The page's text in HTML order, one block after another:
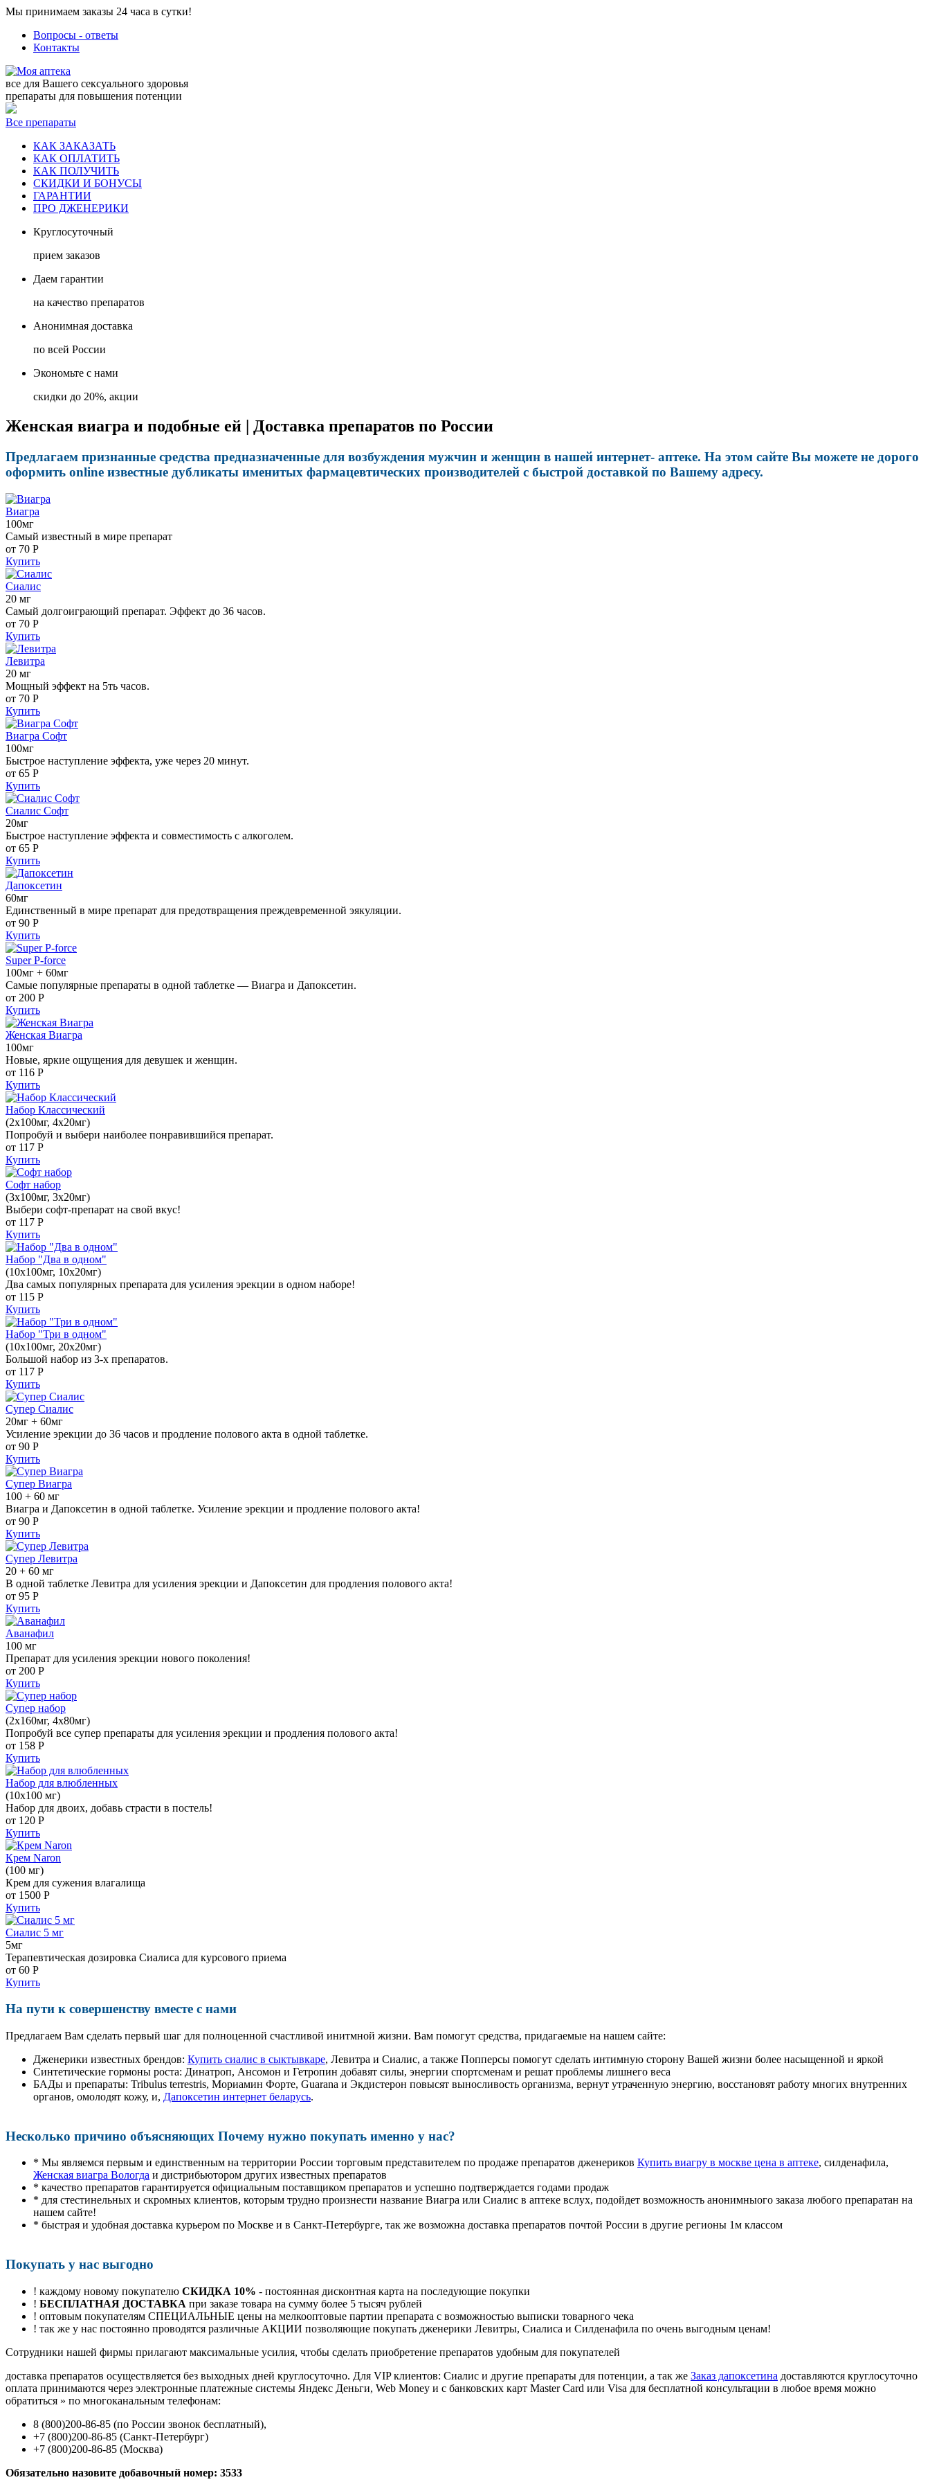
Мы принимаем заказы 24 часа в сутки!
Вопросы - ответы
Контакты
все для Вашего сексуального здоровья
препараты для повышения потенции
Все препараты
КАК ЗАКАЗАТЬ
КАК ОПЛАТИТЬ
КАК ПОЛУЧИТЬ
СКИДКИ И БОНУСЫ
ГАРАНТИИ
ПРО ДЖЕНЕРИКИ
Круглосуточный
прием заказов
Даем гарантии
на качество препаратов
Анонимная доставка
по всей России
Экономьте с нами
скидки до 20%, акции
Женская виагра и подобные ей | Доставка препаратов по России
Предлагаем признанные средства предназначенные для возбуждения мужчин и женщин в нашей интернет- аптеке. На этом сайте Вы можете не дорого
оформить online известные дубликаты именитых фармацевтических производителей с быстрой доставкой по Вашему адресу.
Виагра
100мг
Самый известный в мире препарат
от 70 Р
Купить
Сиалис
20 мг
Самый долгоиграющий препарат. Эффект до 36 часов.
от 70 Р
Купить
Левитра
20 мг
Мощный эффект на 5ть часов.
от 70 Р
Купить
Виагра Софт
100мг
Быстрое наступление эффекта, уже через 20 минут.
от 65 Р
Купить
Сиалис Софт
20мг
Быстрое наступление эффекта и совместимость с алкоголем.
от 65 Р
Купить
Дапоксетин
60мг
Единственный в мире препарат для предотвращения преждевременной эякуляции.
от 90 Р
Купить
Super P-force
100мг + 60мг
Самые популярные препараты в одной таблетке — Виагра и Дапоксетин.
от 200 Р
Купить
Женская Виагра
100мг
Новые, яркие ощущения для девушек и женщин.
от 116 Р
Купить
Набор Классический
(2x100мг, 4x20мг)
Попробуй и выбери наиболее понравившийся препарат.
от 117 Р
Купить
Софт набор
(3x100мг, 3x20мг)
Выбери софт-препарат на свой вкус!
от 117 Р
Купить
Набор "Два в одном"
(10x100мг, 10x20мг)
Два самых популярных препарата для усиления эрекции в одном наборе!
от 115 Р
Купить
Набор "Три в одном"
(10x100мг, 20x20мг)
Большой набор из 3-х препаратов.
от 117 Р
Купить
Супер Сиалис
20мг + 60мг
Усиление эрекции до 36 часов и продление полового акта в одной таблетке.
от 90 Р
Купить
Супер Виагра
100 + 60 мг
Виагра и Дапоксетин в одной таблетке. Усиление эрекции и продление полового акта!
от 90 Р
Купить
Супер Левитра
20 + 60 мг
В одной таблетке Левитра для усиления эрекции и Дапоксетин для продления полового акта!
от 95 Р
Купить
Аванафил
100 мг
Препарат для усиления эрекции нового поколения!
от 200 Р
Купить
Супер набор
(2х160мг, 4х80мг)
Попробуй все супер препараты для усиления эрекции и продления полового акта!
от 158 Р
Купить
Набор для влюбленных
(10х100 мг)
Набор для двоих, добавь страсти в постель!
от 120 Р
Купить
Крем Naron
(100 мг)
Крем для сужения влагалища
от 1500 Р
Купить
Сиалис 5 мг
5мг
Терапевтическая дозировка Сиалиса для курсового приема
от 60 Р
Купить
На пути к совершенству вместе с нами
Предлагаем Вам сделать первый шаг для полноценной счастливой инитмной жизни. Вам помогут средства, придагаемые на нашем сайте:
Дженерики известных брендов: Купить сиалис в сыктывкаре, Левитра и Сиалис, а также Попперсы помогут сделать интимную сторону Вашей жизни более насыщенной и яркой
Синтетические гормоны роста: Динатроп, Ансомон и Гетропин добавят силы, энергии спортсменам и решат проблемы лишнего веса
БАДы и препараты: Tribulus terrestris, Мориамин Форте, Guarana и Экдистерон повысят выносливость организма, вернут утраченную энергию, восстановят работу многих внутренних
органов, омолодят кожу, и, Дапоксетин интернет беларусь.
Несколько причино объясняющих Почему нужно покупать именно у нас?
* Мы являемся первым и единственным на территории России торговым представителем по продаже препаратов дженериков Купить виагру в москве цена в аптеке, силденафила,
Женская виагра Вологда и дистрибьютором других известных препаратов
* качество препаратов гарантируется официальным поставщиком препаратов и успешно подтверждается годами продаж
* для стестинельных и скромных клиентов, которым трудно произнести название Виагра или Сиалис в аптеке вслух, подойдет возможность анонимныого заказа любого препаратан на
нашем сайте!
* быстрая и удобная доставка курьером по Москве и в Санкт-Петербурге, так же возможна доставка препаратов почтой России в другие регионы 1м классом
Покупать у нас выгодно
! каждому новому покупателю СКИДКА 10% - постоянная дисконтная карта на последующие покупки
! БЕСПЛАТНАЯ ДОСТАВКА при заказе товара на сумму более 5 тысяч рублей
! оптовым покупателям СПЕЦИАЛЬНЫЕ цены на мелкооптовые партии препарата с возможностью выписки товарного чека
! так же у нас постоянно проводятся различные АКЦИИ позволяющие покупать дженерики Левитры, Сиалиса и Силденафила по очень выгодным ценам!
Cотрудники нашей фирмы прилагают максимальные усилия, чтобы сделать приобретение препаратов удобным для покупателей
доставка препаратов осуществляется без выходных дней круглосуточно. Для VIP клиентов: Сиалис и другие препараты для потенции, а так же Заказ дапоксетина доставляются круглосуточно
оплата принимаются через электронные платежные системы Яндекс Деньги, Web Money и с банковских карт Master Card или Visa для бесплатной консультации в любое время можно
обратиться » по многоканальным телефонам:
8 (800)200-86-85 (по России звонок бесплатный),
+7 (800)200-86-85 (Санкт-Петербург)
+7 (800)200-86-85 (Москва)
Обязательно назовите добавочный номер: 3533